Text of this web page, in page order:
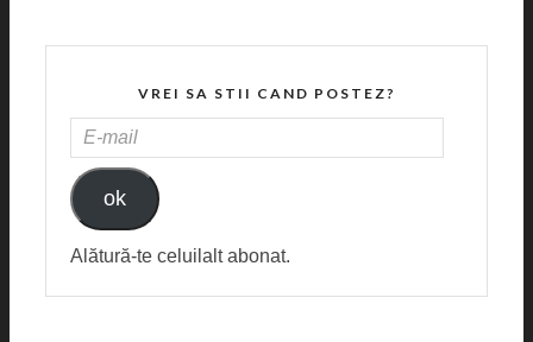
VREI SA STII CAND POSTEZ?
MAIL
ok
Alătură-te celuilalt abonat.